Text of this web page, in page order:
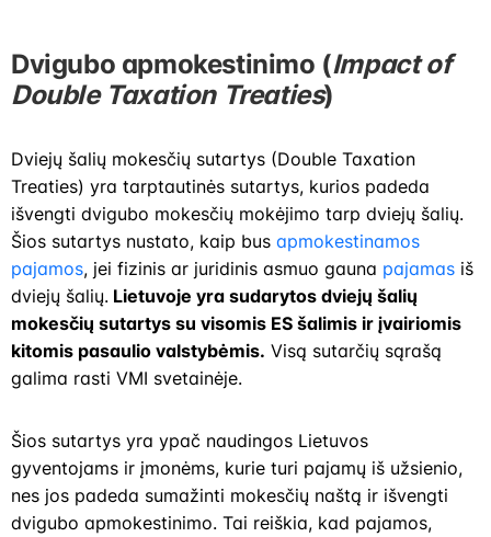
Dvigubo apmokestinimo (Impact of
Double Taxation Treaties)
Dviejų šalių mokesčių sutartys (Double Taxation
Treaties) yra tarptautinės sutartys, kurios padeda
išvengti dvigubo mokesčių mokėjimo tarp dviejų šalių.
Šios sutartys nustato, kaip bus apmokestinamos
pajamos, jei fizinis ar juridinis asmuo gauna pajamas iš
dviejų šalių. Lietuvoje yra sudarytos dviejų šalių
mokesčių sutartys su visomis ES šalimis ir įvairiomis
kitomis pasaulio valstybėmis. Visą sutarčių sąrašą
galima rasti VMI svetainėje.
Šios sutartys yra ypač naudingos Lietuvos
gyventojams ir įmonėms, kurie turi pajamų iš užsienio,
nes jos padeda sumažinti mokesčių naštą ir išvengti
dvigubo apmokestinimo. Tai reiškia, kad pajamos,